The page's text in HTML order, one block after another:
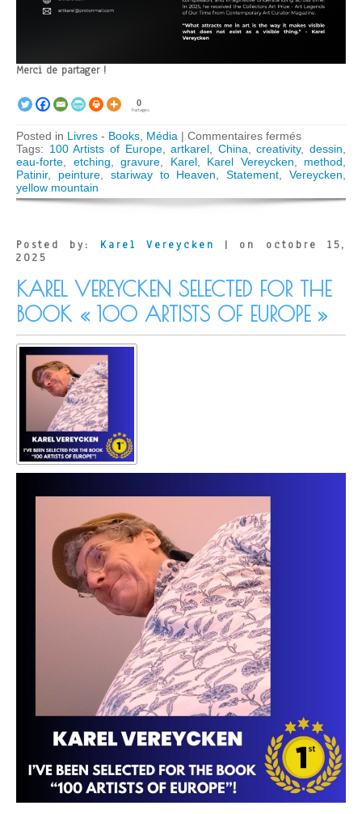
Merci de partager !
0
Partages
Posted in Livres - Books Média | Commentaires ferméssur
Karel
Vereycken
Celebrated
« 100
Europe »
Book
Tags: 100 Artists of Europe,artkarel China ,creativity, dessin
eau-forte
etching gravure Karel, Karel Vereycken method
Patinir, peinture, stariway to Heaven ,Statement ,Vereycken
yellow mountain
Posted by: Karel Vereycken
| on octobre 15,
2025
KAREL VEREYCKEN SELECTED FOR THE
BOOK « 100 ARTISTS OF EUROPE »